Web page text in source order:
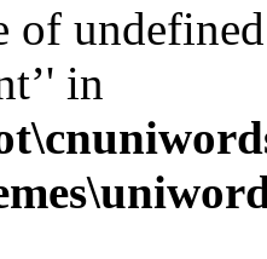
of
in